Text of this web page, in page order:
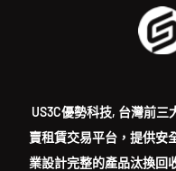
US3C優勢科技, 台灣前
賣租賃交易平台，提供安
業設計完整的產品汰換回